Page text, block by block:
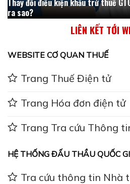
Thay đổi điều kiện khấu trừ thuế
ra sao?
LIÊN KẾT TỚI
WEBSITE CƠ QUAN THUẾ
Trang Thuế Điện tử
Trang Hóa đơn điện tử
Trang Tra cứu Thông
HỆ THỐNG ĐẤU THẦU QUỐC
Tra cứu thông tin Nhà